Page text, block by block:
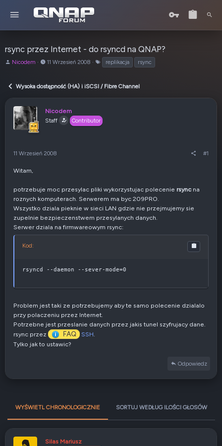
rsync przez Internet - do rsyncd na QNAP?
A
o
r
e
m
u
Nicodem
o
11 Wrzesień 2008
i
replikacja rsync
Wysoka dostępność (HA) i iSCSI / Fibre Channel
Nicodem
Staff Contributor
11 Wrzesień 2008 #1
Witam,
potrzebuje moc przesylac pliki wykorzystujac polecenie rsync na
roznych komputerach. Serwerem ma byc 209PRO.
Wszystko dziala pieknie w sieci LAN gdzie nie przejmujemy sie
zupelnie bezpieczenstwem przesylanych danych.
Serwer dziala na firmwareowym rsync:
Kod:
rsyncd --daemon --sever-mode=0
Problem jest taki ze potrzebujemy aby te samo polecenie dzialalo
przy polaczeniu przez Internet.
Potrzebne jest przeslanie danych przez jakis tunel szyfrujacy dane.
rsync przez
FAQ SSH.
Tylko jak to ustawic?
Odpowiedz
WYŚWIETL CHRONOLOGICZNIE SORTUJ WEDŁUG ILOŚCI GŁOSÓW
Silas Mariusz